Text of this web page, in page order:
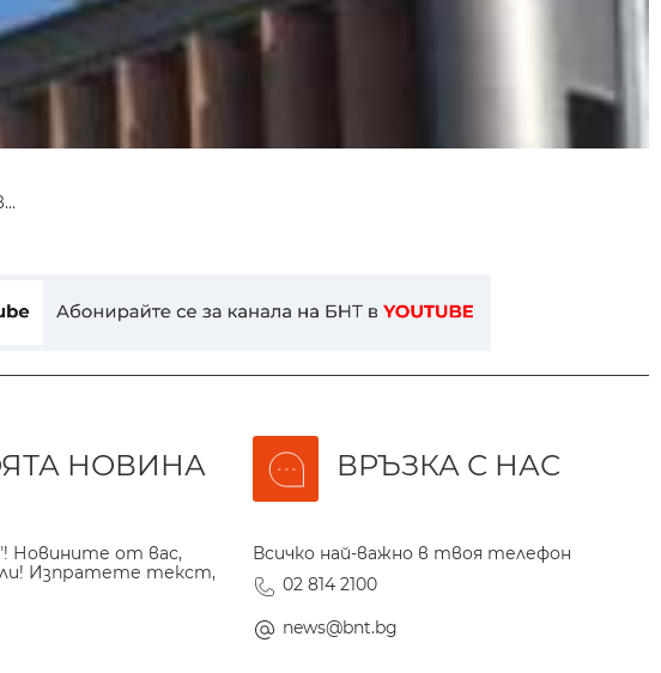
НОВИНА
Новините от вас,
Изпратете текст,
ВРЪЗКА С НАС
Всичко най-важно в твоя телефон
02 814 2100
news@bnt.bg